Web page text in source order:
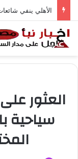
كوبيك يسجل
سياحية